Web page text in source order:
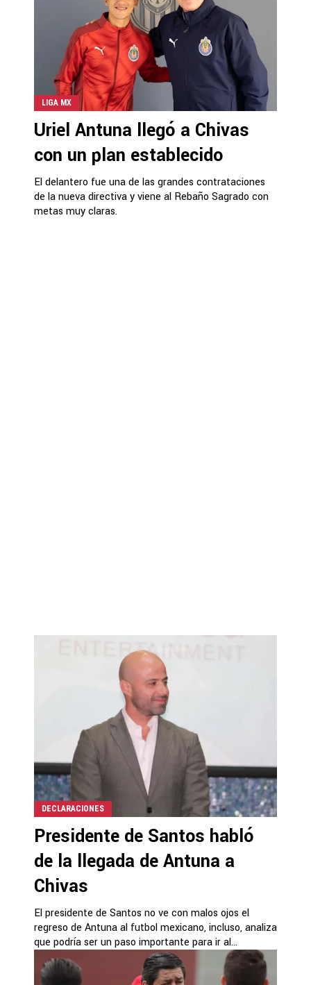
LIGA MX
Uriel Antuna llegó a Chivas
con un plan establecido
El delantero fue una de las grandes contrataciones
de la nueva directiva y viene al Rebaño Sagrado con
metas muy claras.
DECLARACIONES
Presidente de Santos habló
de la llegada de Antuna a
Chivas
El presidente de Santos no ve con malos ojos el
regreso de Antuna al futbol mexicano, incluso, analiza
que podría ser un paso importante para ir al...